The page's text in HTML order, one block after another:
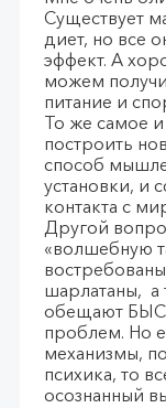
Существует
диет, но все
эффект. А
можем
питание и
То же самое
построить
способ
установки, и
контакта с
Другой
«волшебную
шарлатаны, а
обещают
проблем. Но
механизмы,
психика, то
осознанный